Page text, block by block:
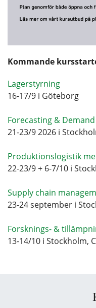
Kommande
Lagerstyrning
16-17/9 i Göteborg
Forecasting &
21-23/9 2026 i
Produktionslogistik
22-23/9 + 6-7/10 i
Supply chain
23-24 september i
Forsknings- &
13-14/10 i Stockholm,